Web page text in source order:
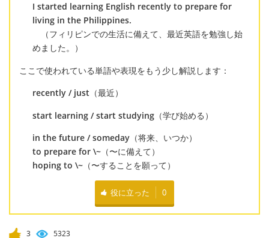
I started learning English recently to prepare for
living in the Philippines.
（フィリピンでの生活に備えて、最近英語を勉強し始
めました。）
ここで使われている単語や表現をもう少し解説します：
recently / just （最近）
start learning / start studying（学び始める）
in the future / someday（将来、いつか）
to prepare for \~（〜に備えて）
hoping to \~（〜することを願って）
役に立った 0
3 5323